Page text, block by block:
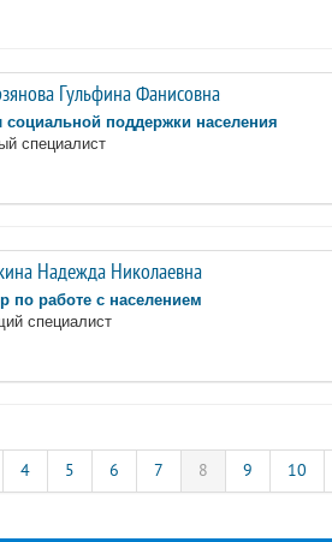
Гульфина Фанисовна
социальной поддержки населения
специалист
Надежда Николаевна
по работе с населением
специалист
4 5 6 7 8 9 10